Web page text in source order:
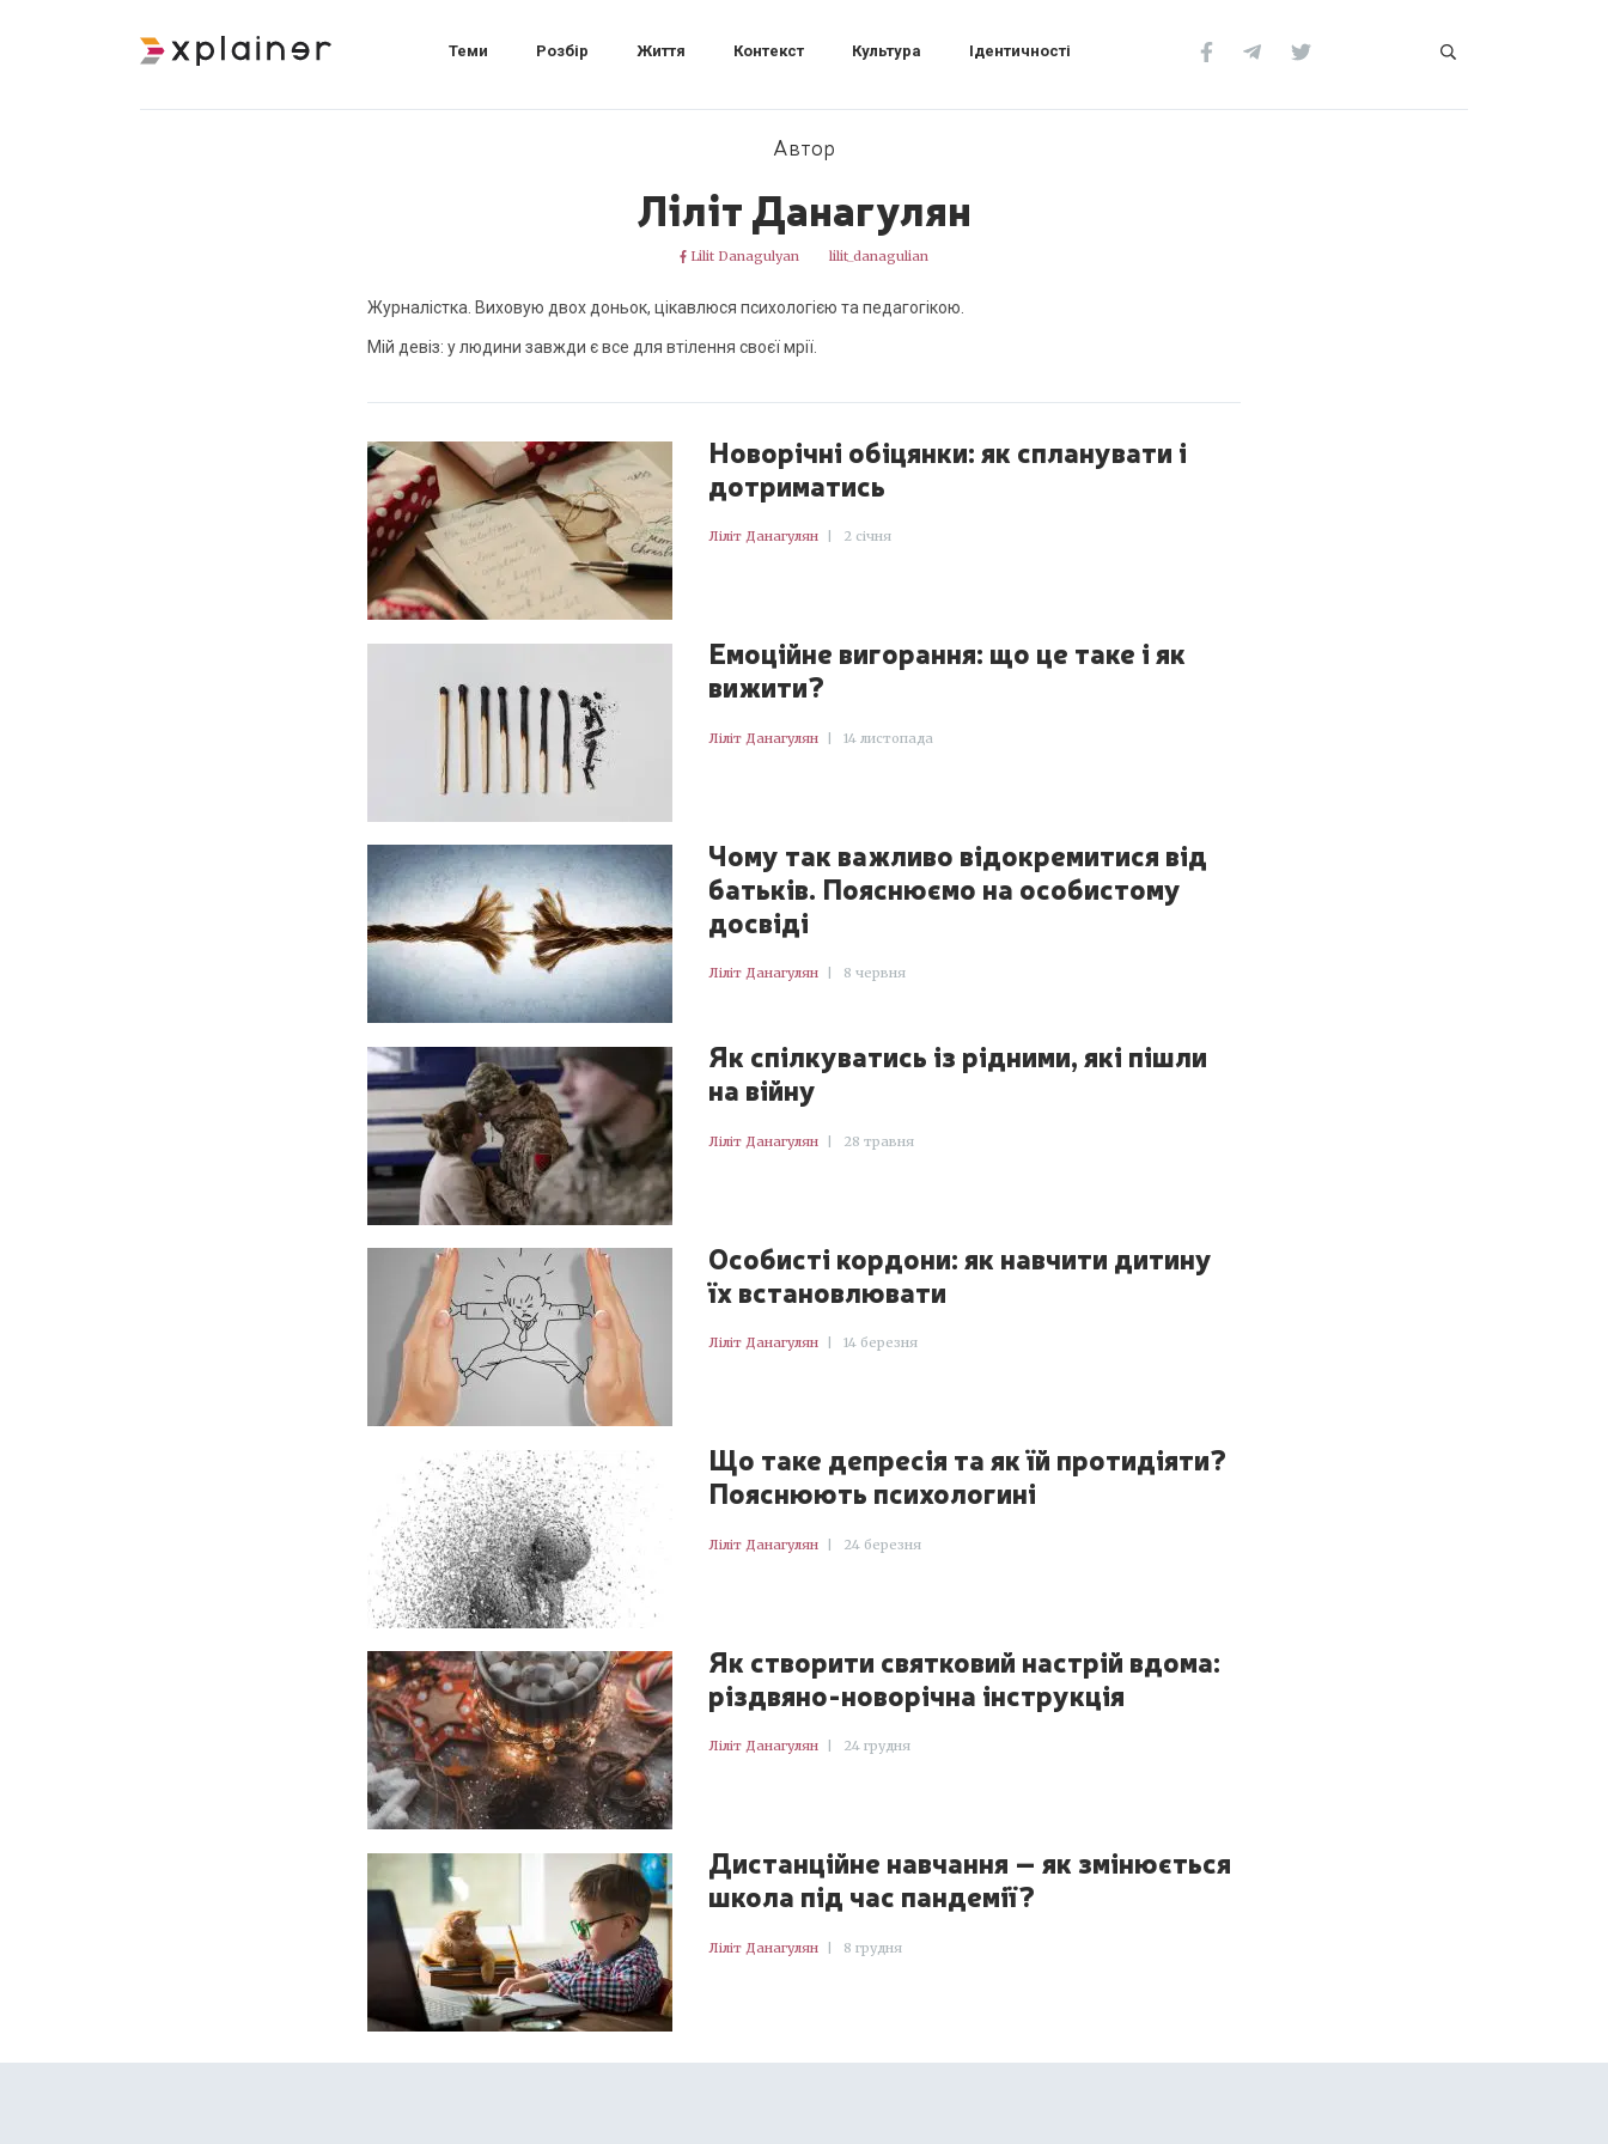
Теми Розбір Життя Контекст Культура Ідентичності
Автор
Ліліт Данагулян
Lilit Danagulyan lilit_danagulian
Журналістка. Виховую двох доньок, цікавлюся психологією та педагогікою.
Мій девіз: у людини завжди є все для втілення своєї мрії.
Новорічні обіцянки: як спланувати і
дотриматись
Ліліт Данагулян 2 січня
Емоційне вигорання: що це таке і як
вижити?
Ліліт Данагулян | 14 листопада
Чому так важливо відокремитися від
батьків. Пояснюємо на особистому
досвіді
Ліліт Данагулян 8 червня
Як спілкуватись із рідними, які пішли
на війну
Ліліт Данагулян | 28 травня
Особисті кордони: як навчити дитину
їх встановлювати
Ліліт Данагулян 14 березня
Що таке депресія та як їй протидіяти?
Пояснюють психологині
Ліліт Данагулян | 24 березня
Як створити святковий настрій вдома:
різдвяно-новорічна інструкція
Ліліт Данагулян 24 грудня
Дистанційне навчання – як змінюється
школа під час пандемії?
Ліліт Данагулян | 8 грудня